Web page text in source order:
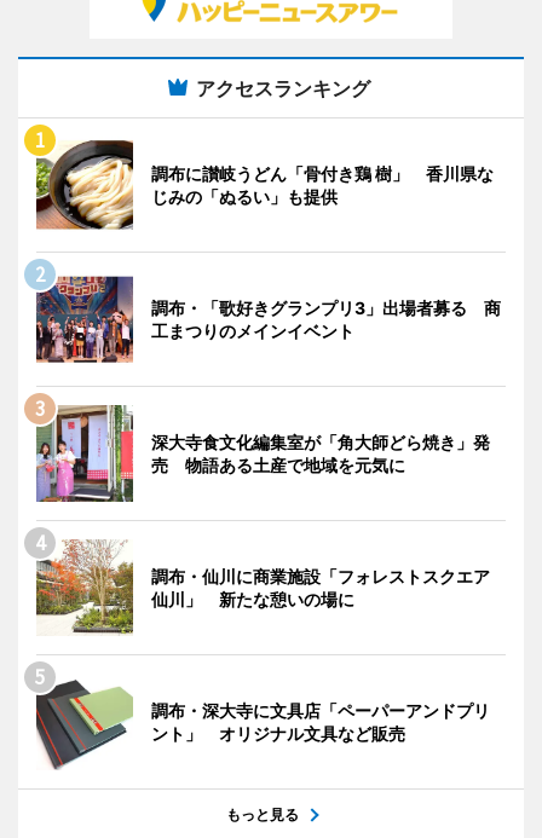
アクセスランキング
調布に讃岐うどん「骨付き鶏 樹」 香川県な
じみの「ぬるい」も提供
調布・「歌好きグランプリ3」出場者募る 商
工まつりのメインイベント
深大寺食文化編集室が「角大師どら焼き」発
売 物語ある土産で地域を元気に
調布・仙川に商業施設「フォレストスクエア
仙川」 新たな憩いの場に
調布・深大寺に文具店「ペーパーアンドプリ
ント」 オリジナル文具など販売
もっと見る